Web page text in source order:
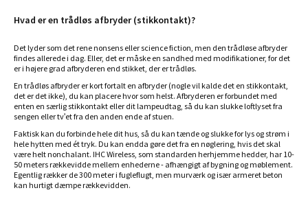
Hvad er en trådløs afbryder (stikkontakt)?
Det lyder som det rene nonsens eller science fiction, men den trådløse afbryder
findes allerede i dag. Eller, det er måske en sandhed med modifikationer, for det
er i højere grad afbryderen end stikket, der er trådløs.
En trådløs afbryder er kort fortalt en afbryder (nogle vil kalde det en stikkontakt,
det er det ikke), du kan placere hvor som helst. Afbryderen er forbundet med
enten en særlig stikkontakt eller dit lampeudtag, så du kan slukke loftlyset fra
sengen eller tv'et fra den anden ende af stuen.
Faktisk kan du forbinde hele dit hus, så du kan tænde og slukke for lys og strøm i
hele hytten med ét tryk. Du kan endda gøre det fra en nøglering, hvis det skal
være helt nonchalant. IHC Wireless, som standarden herhjemme hedder, har 10-
50 meters rækkevidde mellem enhederne - afhængigt af bygning og møblement.
Egentlig rækker de 300 meter i fugleflugt, men murværk og især armeret beton
kan hurtigt dæmpe rækkevidden.